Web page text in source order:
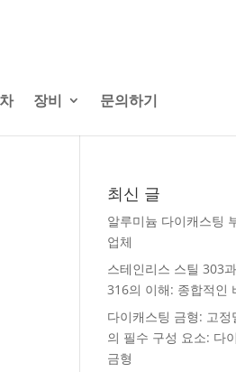
장비 문의하기
최신 글
알루미늄 다이캐스팅
업체
스테인리스 스틸 303
316의 이해: 종합적인
다이캐스팅 금형: 고정
의 필수 구성 요소: 다
금형